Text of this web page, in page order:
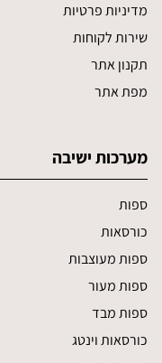
מדיניות פרטיות
שירות לקוחות
תקנון אתר
מפת אתר
מערכות ישיבה
ספות
כורסאות
ספות מעוצבות
ספות מעור
ספות מבד
כורסאות וינטג